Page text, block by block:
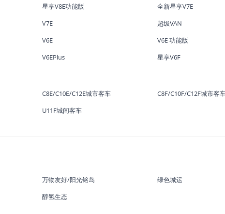
星享V8E功能版 全新星享V7E
V7E 超级VAN
V6E V6E 功能版
V6EPlus
星享V6F
C8E/C10E/C12E城市客车 C8F/C10F/C12F城市客
U11F城间客车
万物友好/阳光铭岛 绿色城运
醇氢生态